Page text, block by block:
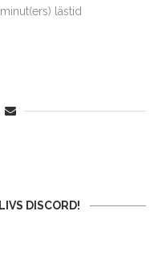
lästid
DISCORD!